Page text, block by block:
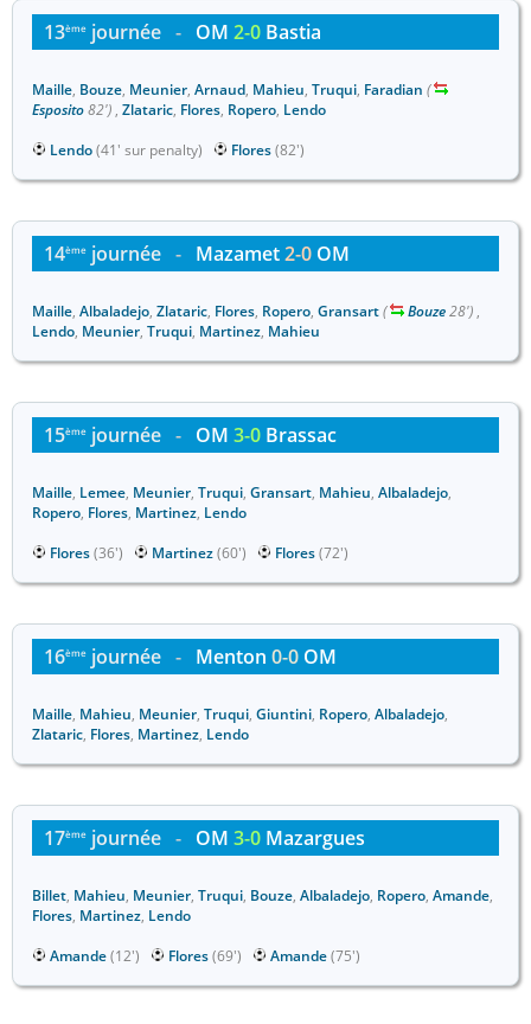
13ème journée - OM 2-0 Bastia
Maille, Bouze, Meunier, Arnaud, Mahieu, Truqui, Faradian (
Esposito82') , Zlataric, Flores, Ropero, Lendo
Lendo(41' sur penalty) Flores(82')
14ème journée - Mazamet2-0 OM
Maille, Albaladejo, Zlataric, Flores, Ropero, Gransart( Bouze28') ,
Lendo, Meunier, Truqui, Martinez, Mahieu
15ème journée - OM 3-0 Brassac
Maille, Lemee, Meunier, Truqui, Gransart, Mahieu, Albaladejo,
Ropero, Flores, Martinez, Lendo
Flores(36') Martinez(60') Flores(72')
16ème journée - Menton 0-0 OM
Maille, Mahieu, Meunier, Truqui, Giuntini, Ropero, Albaladejo,
Zlataric, Flores, Martinez, Lendo
17ème journée - OM 3-0 Mazargues
Billet, Mahieu, Meunier, Truqui, Bouze, Albaladejo, Ropero, Amande,
Flores, Martinez, Lendo
Amande(12') Flores(69') Amande(75')